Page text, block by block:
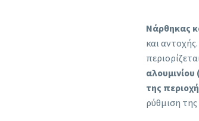
Νάρθηκας
και
της
ρύθμιση της